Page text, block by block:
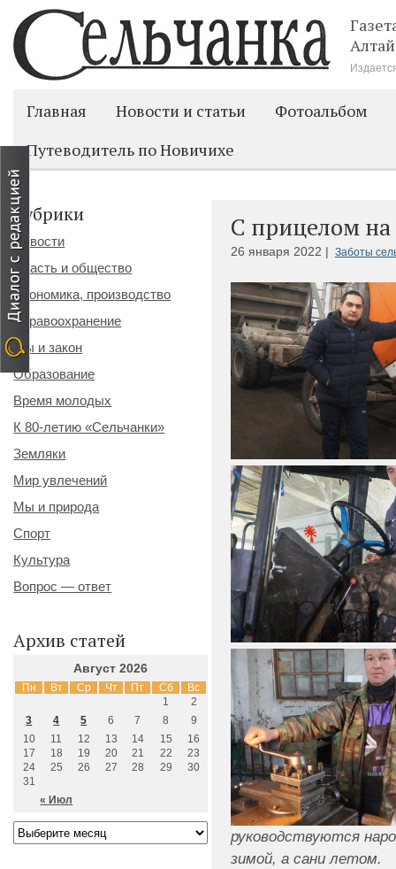
Главная Новости и статьи
Фотоальбом
Путеводитель по Новичихе
С прицелом на
26 января 2022 | Заботы
руководствуются
зимой, а сани летом.
Рубрики
Новости
Власть и общество
Экономика, производство
Здравоохранение
Мы и закон
Образование
Время молодых
К 80-летию «Сельчанки»
Земляки
Мир увлечений
Мы и природа
Спорт
Культура
Вопрос — ответ
Архив статей
Август 2026
Пн Вт Ср Чт Пт Сб Вс
« Июл
1
2
3
4 5 6 7 8
9
10
11 12 13 14 15
16
17
18 19 20 21 22
23
24
25 26 27 28 29
30
31